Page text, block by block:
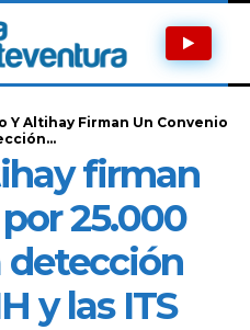
Y Altihay Firman Un Convenio
firman
25.000
detección
y las ITS